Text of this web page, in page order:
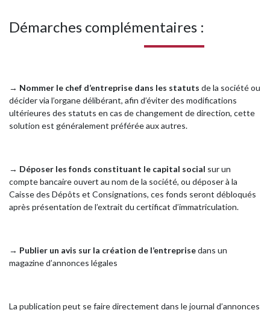
Démarches complémentaires :
→ Nommer le chef d’entreprise dans les statuts de la société ou
décider via l’organe délibérant, afin d’éviter des modifications
ultérieures des statuts en cas de changement de direction, cette
solution est généralement préférée aux autres.
→ Déposer les fonds constituant le capital social sur un
compte bancaire ouvert au nom de la société, ou déposer à la
Caisse des Dépôts et Consignations, ces fonds seront débloqués
après présentation de l’extrait du certificat d’immatriculation.
→ Publier un avis sur la création de l’entreprisedans un
magazine d’annonces légales
La publication peut se faire directement dans le journal d’annonces